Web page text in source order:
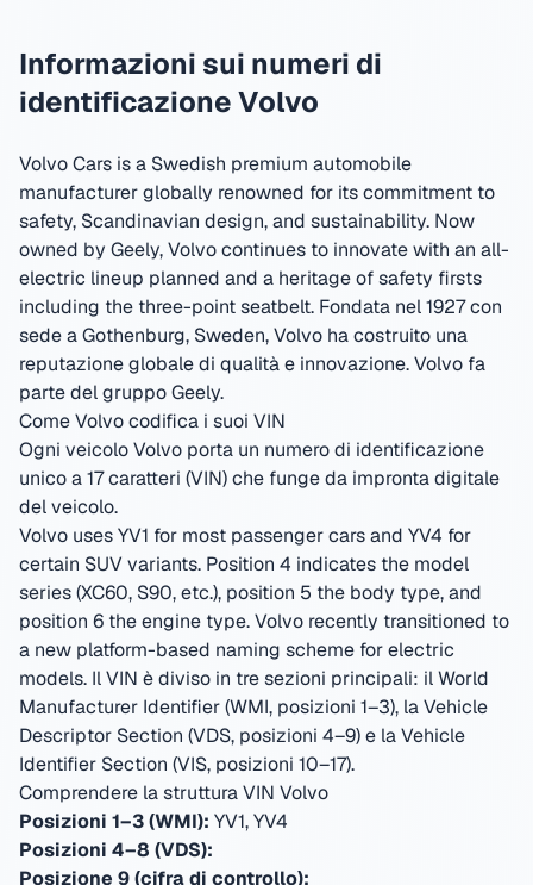
Informazioni sui numeri di
identificazione Volvo
Volvo Cars is a Swedish premium automobile
manufacturer globally renowned for its commitment to
safety, Scandinavian design, and sustainability. Now
owned by Geely, Volvo continues to innovate with an all-
electric lineup planned and a heritage of safety firsts
including the three-point seatbelt. Fondata nel 1927 con
sede a Gothenburg, Sweden,Volvo ha costruito una
reputazione globale di qualità e innovazione.Volvo fa
parte del gruppo Geely.
Come Volvo codifica i suoi VIN
Ogni veicolo Volvo porta un numero di identificazione
unico a 17 caratteri (VIN) che funge da impronta digitale
del veicolo.
Volvo uses YV1 for most passenger cars and YV4 for
certain SUV variants. Position 4 indicates the model
series (XC60, S90, etc.), position 5 the body type, and
position 6 the engine type. Volvo recently transitioned to
a new platform-based naming scheme for electric
models. Il VIN è diviso in tre sezioni principali: il World
Manufacturer Identifier (WMI, posizioni 1–3), la Vehicle
Descriptor Section (VDS, posizioni 4–9) e la Vehicle
Identifier Section (VIS, posizioni 10–17).
Comprendere la struttura VIN Volvo
Posizioni 1–3 (WMI): YV1, YV4
Posizioni 4–8 (VDS):
Posizione 9 (cifra di controllo):